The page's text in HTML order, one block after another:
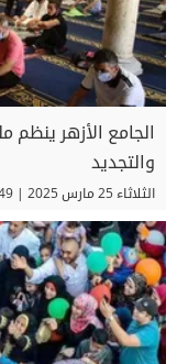
الجامع الأزهر
والتجديد
الثلاثاء 25 مارس 2025 | 01:49 صباحاً